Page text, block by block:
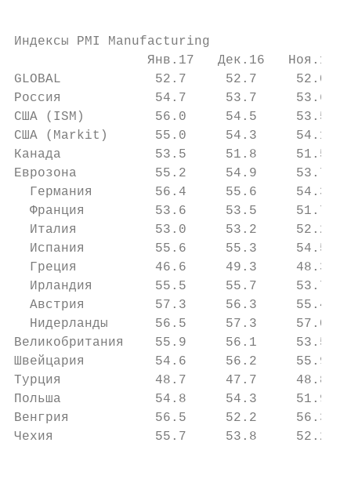
Индексы PMI Manufacturing
Янв.17   Дек.16   Ноя.16
GLOBAL            52.7     52.7
Россия            54.7     53.7
США (ISM)         56.0     54.5
США (Markit)      55.0     54.3
Канада            53.5     51.8
Еврозона          55.2     54.9
Германия        56.4     55.6     54.3
Франция         53.6     53.5     51.7
Италия          53.0     53.2     52.2
Испания         55.6     55.3     54.5
Греция          46.6     49.3     48.3
Ирландия        55.5     55.7     53.7
Австрия         57.3     56.3     55.4
Нидерланды      56.5     57.3     57.0
Великобритания    55.9     56.1
Швейцария         54.6     56.2
Турция            48.7     47.7
Польша            54.8     54.3
Венгрия           56.5     52.2
Чехия             55.7     53.8